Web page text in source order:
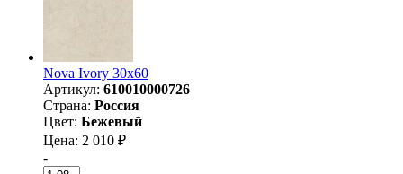
Nova Ivory 30х60
Артикул: 610010000726
Страна: Россия
Цвет: Бежевый
Цена: 2 010 ₽
-